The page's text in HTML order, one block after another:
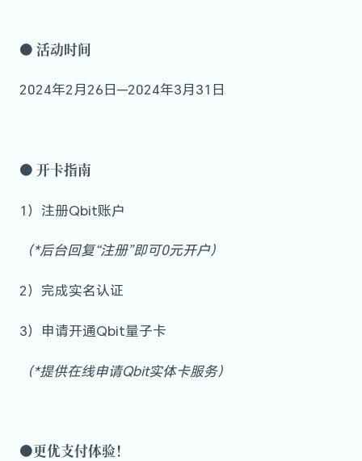
● 活动时间
2024年2月26日—2024年3月31日
● 开卡指南
1）注册Qbit账户
（*后台回复“注册”即可0元开户）
2）完成实名认证
3）申请开通Qbit量子卡
（*提供在线申请Qbit实体卡服务）
●更优支付体验！